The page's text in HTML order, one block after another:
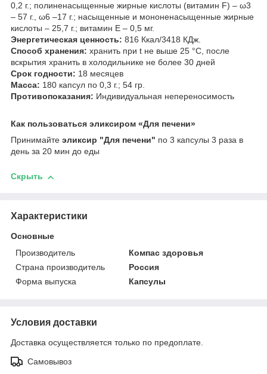
0,2 г.; полиненасыщенные жирные кислоты (витамин F) – ω3
– 57 г., ω6 –17 г.; насыщенные и мононенасыщенные жирные
кислоты – 25,7 г.; витамин Е – 0,5 мг.
Энергетическая ценность: 816 Ккал/3418 КДж.
Способ хранения: хранить при t не выше 25 °С, после
вскрытия хранить в холодильнике не более 30 дней
Срок годности: 18 месяцев
Масса: 180 капсул по 0,3 г.; 54 гр.
Противопоказания: Индивидуальная непереносимость
Как пользоваться эликсиром «Для печени»
Принимайте эликсир "Для печени" по 3 капсулы 3 раза в
день за 20 мин до еды
Скрыть
Характеристики
Основные
Производитель
Компас здоровья
Страна производитель
Россия
Форма выпуска
Капсулы
Условия доставки
Доставка осуществляется только по предоплате.
Самовывоз